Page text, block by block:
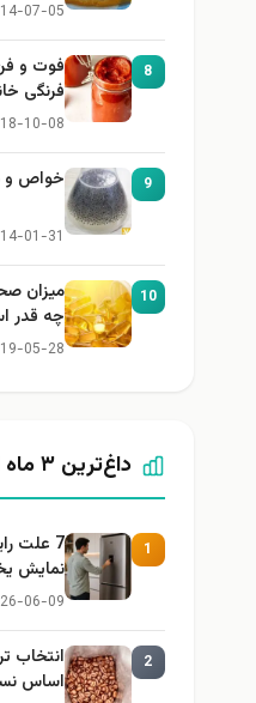
07-05
8
فوت و
فرنگی
10-08
9 خواص و
01-31
10
چه قدر
05-28
داغ‌ترین ۳ ماه اخیر
1
7 علت
نمایش
06-09
2
انتخاب
اساس